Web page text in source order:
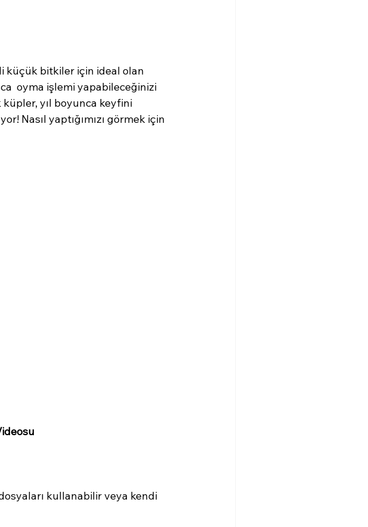
küçük bitkiler için ideal olan
oyma işlemi yapabileceğinizi
yıl boyunca keyfini
Nasıl yaptığımızı görmek için
kullanabilir veya kendi